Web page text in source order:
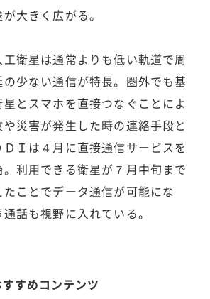
大きく広がる。
衛星は通常よりも低い軌道で周
少ない通信が特長。圏外でも基
とスマホを直接つなぐことによ
災害が発生した時の連絡手段と
Ｉは４月に直接通信サービスを
利用できる衛星が７月中旬まで
ことでデータ通信が可能にな
話も視野に入れている。
すめコンテンツ